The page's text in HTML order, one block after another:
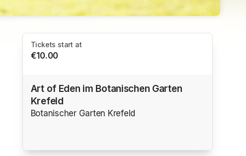
Tickets start at
€10.00
Art of Eden im Botanischen Garten
Krefeld
Botanischer Garten Krefeld